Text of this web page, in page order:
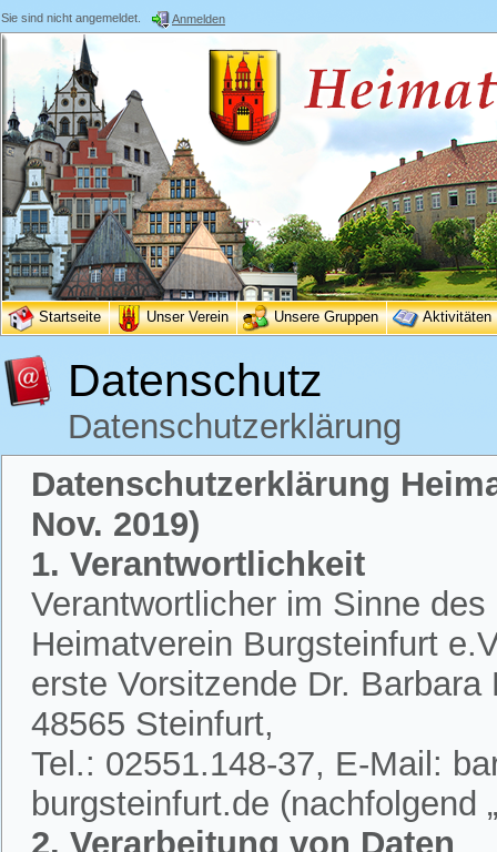
Sie sind nicht angemeldet. Anmelden
Startseite Unser Verein Unsere Gruppen Aktivitäten
Datenschutz
Datenschutzerklärung
Datenschutzerklärung
Nov. 2019)
1. Verantwortlichkeit
Verantwortlicher im Sinne
Heimatverein Burgsteinfurt
erste Vorsitzende Dr.
48565 Steinfurt,
Tel.: 02551.148-37, E-Mail:
burgsteinfurt.de (nachfolgend
2. Verarbeitung von Daten